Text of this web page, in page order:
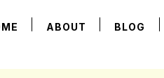
ABOUT BLOG